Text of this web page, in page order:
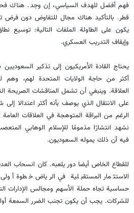
فهم أفضل للهدف السياسي، إن وجد. هناك
قطر. بالتأكيد هناك مجال للتفاوض دون فرض
يكون على الطاولة الملفات التالية: توسيع
وإيقاف التدريب العسكري.
يحتاج القادة الأمريكيون إلى تذكير السعوديين
أكثر من حاجة الولايات المتحدة لهم،
العلاقة. وينبغي أن تشمل المناقشات الصريحة
على الانتقال الذي يوصف بأنه أكثر اعتدالا
الرغم من البراقة المتوهجة في العلاقات العامة
نشهد انتشارًا مذمومًا للإسلام الوهابي
فيه أن ذلك يموله السعوديون.
للقطاع الخاص أيضا دور يلعبه. كان انسحاب
الاستثمار المستقبلية في الرياض خطوة
حساسية تجاه حملة الأسهم ومجالس الإدارات
للشركات. يجب أن يكون تجنب الضرر السمعة